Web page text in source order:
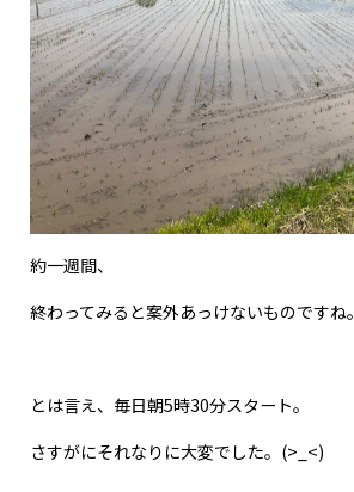
約一週間、
終わってみると案外あっけないものですね。
とは言え、毎日朝5時30分スタート。
さすがにそれなりに大変でした。(>_<)